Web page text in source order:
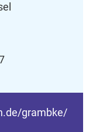
grambke/